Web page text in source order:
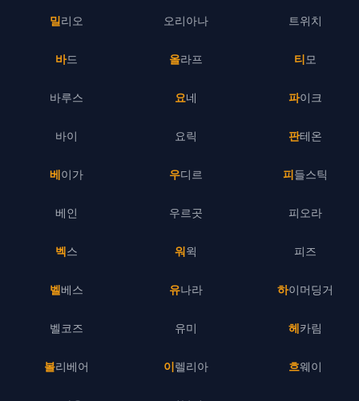
밀리오
바드
바루스
바이
베이가
베인
벡스
벨베스
벨코즈
볼리베어
오리아나
올라프
요네
요릭
우디르
우르곳
워윅
유나라
유미
이렐리아
트위치
티모
파이크
판테온
피들스틱
피오라
피즈
하이머딩거
헤카림
흐웨이